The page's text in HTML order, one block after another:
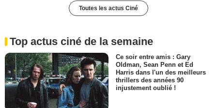
Toutes les actus Ciné
Top actus ciné de la semaine
Ce soir entre amis : Gary
Oldman, Sean Penn et Ed
Harris dans l'un des meilleurs
thrillers des années 90
injustement oublié !